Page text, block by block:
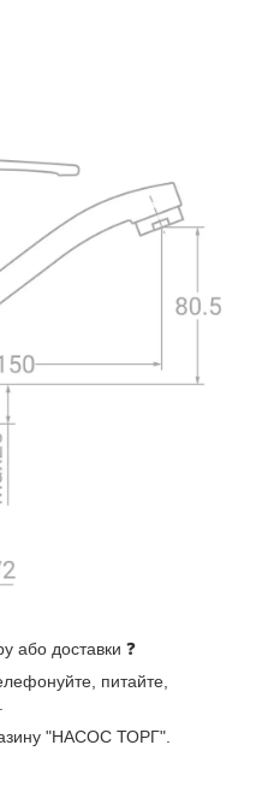
або доставки ❓
питайте,
"НАСОС ТОРГ".